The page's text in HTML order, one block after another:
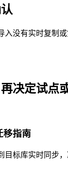
入没有实时复制
决定试点
移指南
目标库实时同步